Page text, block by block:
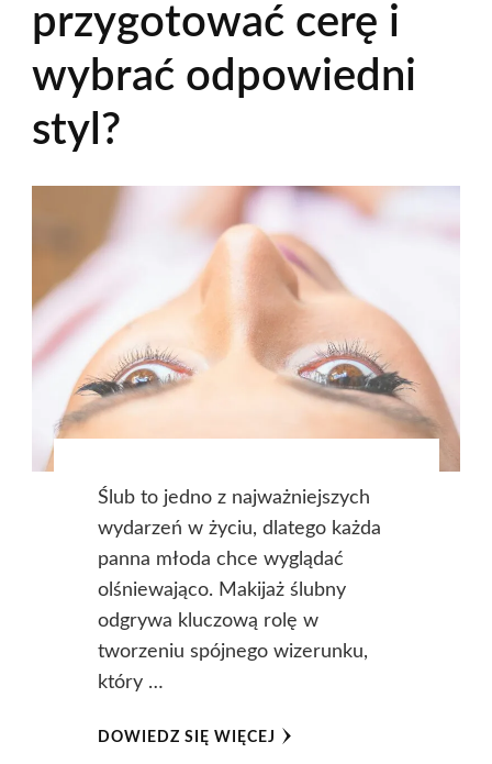
przygotować cerę i
wybrać odpowiedni
styl?
Ślub to jedno z najważniejszych
wydarzeń w życiu, dlatego każda
panna młoda chce wyglądać
olśniewająco. Makijaż ślubny
odgrywa kluczową rolę w
tworzeniu spójnego wizerunku,
który …
DOWIEDZ SIĘ WIĘCEJ